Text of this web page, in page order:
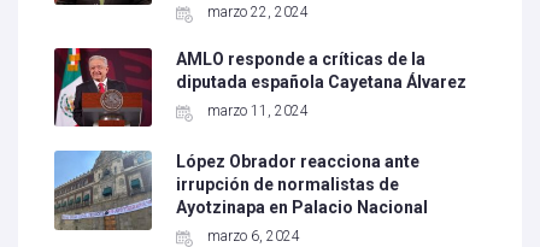
marzo 22, 2024
AMLO responde a críticas de la
diputada española Cayetana Álvarez
marzo 11, 2024
López Obrador reacciona ante
irrupción de normalistas de
Ayotzinapa en Palacio Nacional
marzo 6, 2024